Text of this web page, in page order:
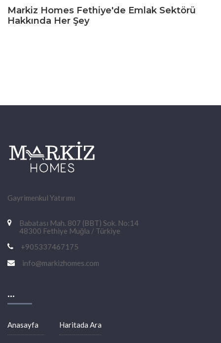
Markiz Homes Fethiye'de Emlak Sektörü
Hakkında Her Şey
Gayrimenkul Yatırımı
Babatası Mah. 807 (BBT) Sok. No:14
48300 Fethiye Muğla / Türkiye
+905337467175
info@markizhomes.com
...
Anasayfa Haritada Ara